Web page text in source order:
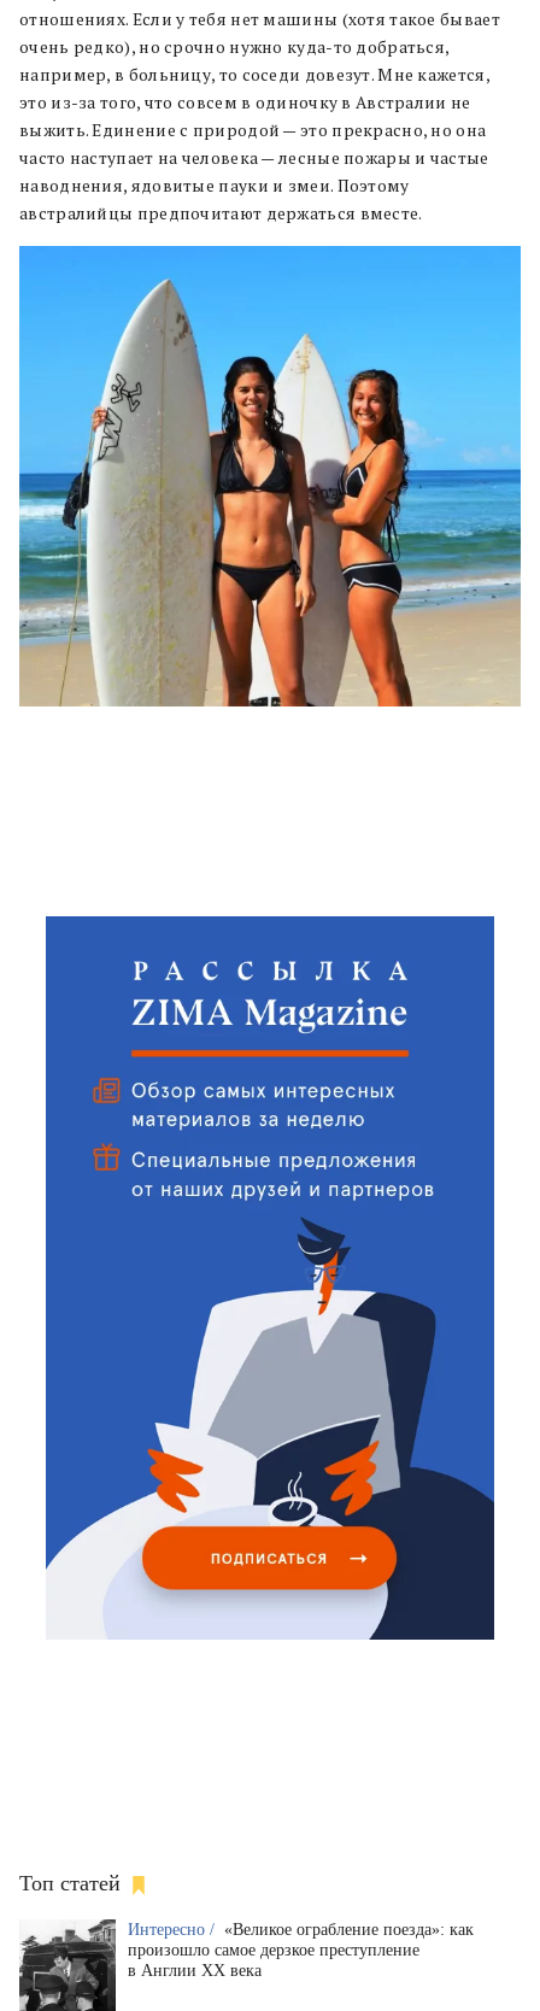
отношениях. Если у тебя нет машины (хотя такое бывает
очень редко), но срочно нужно куда-то добраться,
например, в больницу, то соседи довезут. Мне кажется,
это из-за того, что совсем в одиночку в Австралии не
выжить. Единение с природой — это прекрасно, но она
часто наступает на человека — лесные пожары и частые
наводнения, ядовитые пауки и змеи. Поэтому
австралийцы предпочитают держаться вместе.
Топ статей
Интересно / «Великое ограбление поезда»: как
произошло самое дерзкое преступление
в Англии XX века